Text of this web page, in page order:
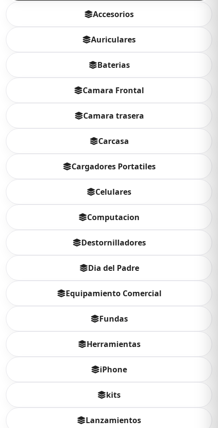
Accesorios
Auriculares
Baterias
Camara Frontal
Camara trasera
Carcasa
Cargadores Portatiles
Celulares
Computacion
Destornilladores
Dia del Padre
Equipamiento Comercial
Fundas
Herramientas
iPhone
kits
Lanzamientos